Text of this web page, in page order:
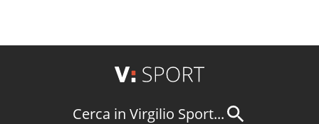
Cerca in Virgilio Sport...